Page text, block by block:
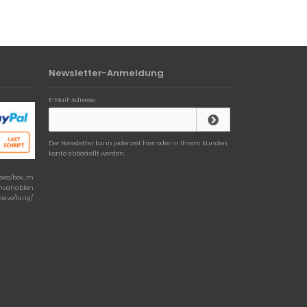
box_m
lang/
Newsletter-Anmeldung
E-Mail-Adresse:
Der Newsletter kann jederzeit hier oder in Ihrem Kunden
konto abbestellt werden.